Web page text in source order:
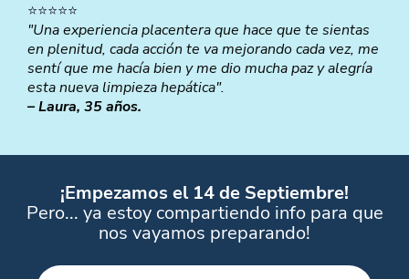
⭐️⭐️⭐️⭐️⭐️
"Una experiencia placentera que hace que te sientas
en plenitud, cada acción te va mejorando cada vez, me
sentí que me hacía bien y me dio mucha paz y alegría
esta nueva limpieza hepática".
– Laura, 35 años.
¡Empezamos el 14 de Septiembre!
Pero... ya estoy compartiendo info para que
nos vayamos preparando!